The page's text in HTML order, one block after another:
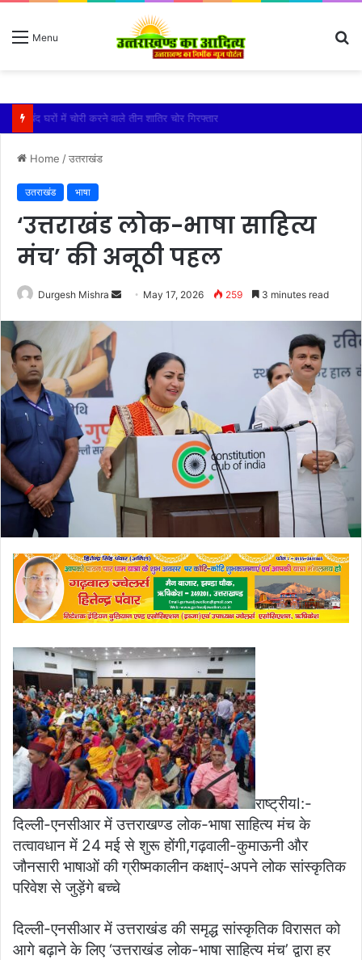
Menu
बारिश ने बढ़ाई दहशत, दरकने लगी जमीन, 10 परिवारों ने छोड़े घर
Home /उतराखंड
उतराखंड भाषा
‘उत्तराखंड लोक-भाषा साहित्य
मंच’ की अनूठी पहल
Durgesh Mishra
Send May 17, 2026 259 3 minutes read
राष्ट्रीयl:-
दिल्ली-एनसीआर में उत्तराखण्ड लोक-भाषा साहित्य मंच के
तत्वावधान में 24 मई से शुरू होंगी,गढ़वाली-कुमाऊनी और
जौनसारी भाषाओं की ग्रीष्मकालीन कक्षाएं-अपने लोक सांस्कृतिक
परिवेश से जुड़ेंगे बच्चे
दिल्ली-एनसीआर में उत्तराखंड की समृद्ध सांस्कृतिक विरासत को
आगे बढ़ाने के लिए ‘उत्तराखंड लोक-भाषा साहित्य मंच’ द्वारा हर